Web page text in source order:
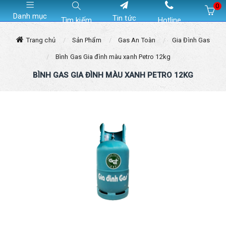
Danh mục Tìm kiếm Tin tức Hotline
0
Trang chủ Sản Phẩm Gas An Toàn Gia Đình Gas
Bình Gas Gia đình màu xanh Petro 12kg
BÌNH GAS GIA ĐÌNH MÀU XANH PETRO 12KG